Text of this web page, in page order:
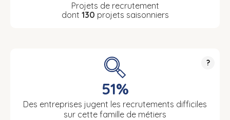
Projets de recrutement
dont 130 projets saisonniers
?
51%
Des entreprises jugent les recrutements difficiles
sur cette famille de métiers